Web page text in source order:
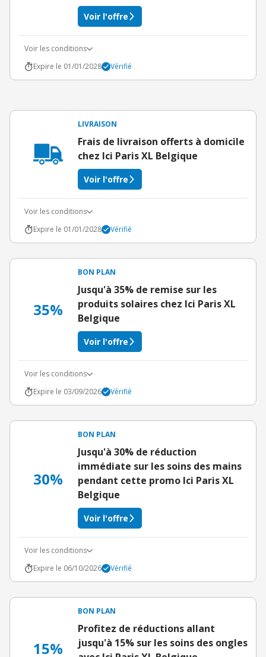
Voir l'offre
Voir les conditions
Expire le 01/01/2028
Vérifié
LIVRAISON
Frais de livraison offerts à domicile
chez Ici Paris XL Belgique
Voir l'offre
Voir les conditions
Expire le 01/01/2028
Vérifié
35%
BON PLAN
Jusqu'à 35% de remise sur les
produits solaires chez Ici Paris XL
Belgique
Voir l'offre
Voir les conditions
Expire le 03/09/2026
Vérifié
30%
BON PLAN
Jusqu'à 30% de réduction
immédiate sur les soins des mains
pendant cette promo Ici Paris XL
Belgique
Voir l'offre
Voir les conditions
Expire le 06/10/2026
Vérifié
15%
BON PLAN
Profitez de réductions allant
jusqu'à 15% sur les soins des ongles